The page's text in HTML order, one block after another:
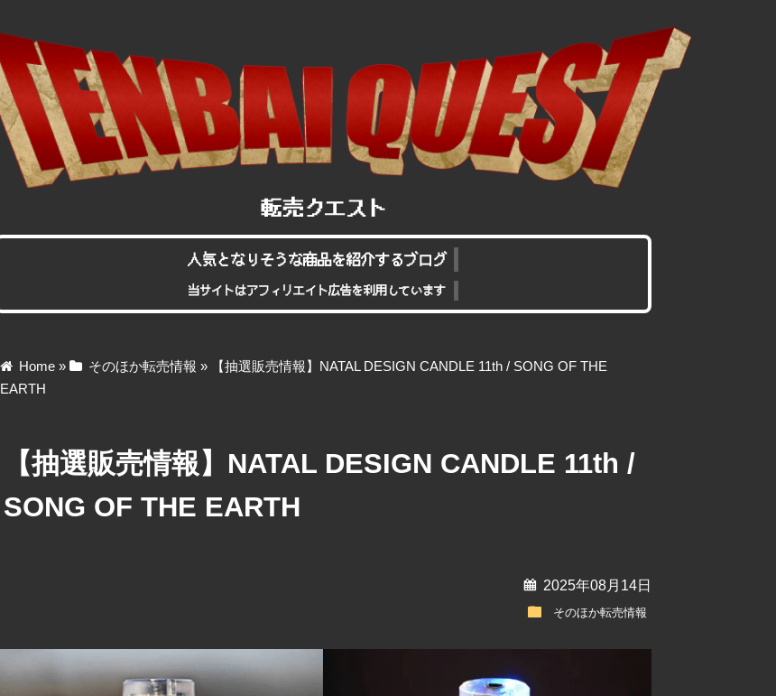
人気となりそうな商品を紹介するブログ
当サイトはアフィリエイト広告を利用しています
Home » そのほか転売情報 »
【抽選販売情報】NATAL DESIGN CANDLE 11th / SONG OF THE
EARTH
【抽選販売情報】NATAL DESIGN CANDLE 11th /
SONG OF THE EARTH
calendar 2025年08月14日
folder そのほか転売情報